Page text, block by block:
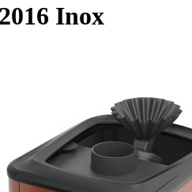
Inox